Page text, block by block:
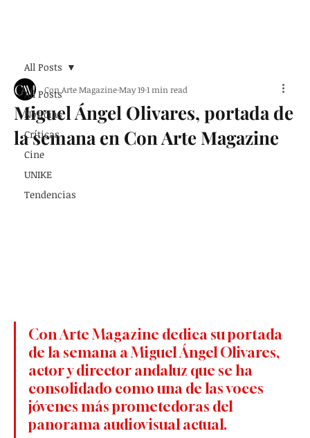
All Posts
Noticias
Críticas
Cine
UNIKE
Tendencias
All Posts
Miguel Ángel Olivares, portada de
la semana en Con Arte Magazine
Con Arte MagazineMay 191 min read
Con Arte Magazine dedica su portada
de la semana a Miguel Ángel Olivares,
actor y director andaluz que se ha
consolidado como una de las voces
jóvenes más prometedoras del
panorama audiovisual actual.